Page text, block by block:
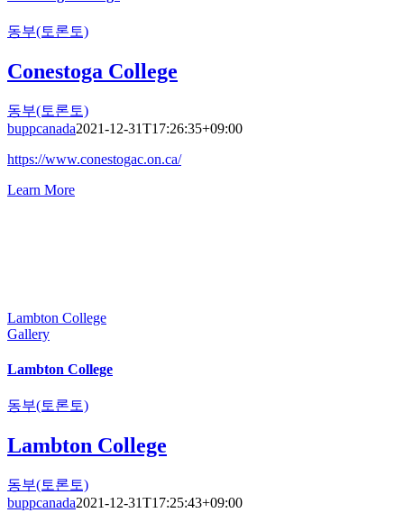
동부(토론토)
Conestoga College
동부(토론토)
buppcanada2021-12-31T17:26:35+09:00
https://www.conestogac.on.ca/
Learn More
Lambton College
Gallery
Lambton College
동부(토론토)
Lambton College
동부(토론토)
buppcanada2021-12-31T17:25:43+09:00